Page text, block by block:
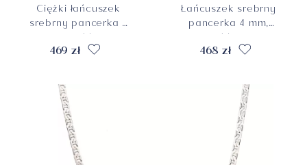
Ciężki łańcuszek
srebrny pancerka 5
mm, długość 45 cm,
pr.925
469 zł
Łańcuszek srebrny
pancerka 4 mm,
długość 50 cm,
pr.925
468 zł